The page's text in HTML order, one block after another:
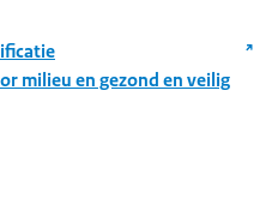
milieu en gezond en veilig